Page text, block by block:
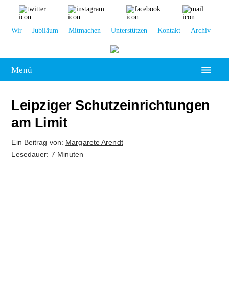
Wir Jubiläum Mitmachen Unterstützen Kontakt Archiv
Menü
Leipzig
Kolumne
Leipziger Schutzeinrichtungen
am Limit
Ein Beitrag von: Margarete Arendt
Lesedauer: 7 Minuten